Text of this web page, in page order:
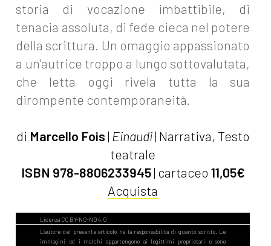
storia di vocazione imbattibile, di
tenacia assoluta, di fede cieca nel potere
della scrittura. Un omaggio appassionato
a un'autrice troppo a lungo sottovalutata,
che letta oggi rivela tutta la sua
dirompente contemporaneità.
di Marcello Fois | Einaudi| Narrativa, Testo
teatrale
ISBN 978-8806233945| cartaceo 11,05€
Acquista